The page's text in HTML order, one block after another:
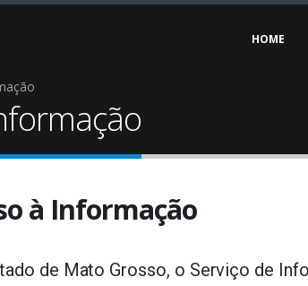
HOME
à Informação
de Mato Grosso, o Serviço de